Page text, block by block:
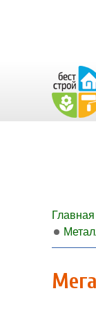
Главная